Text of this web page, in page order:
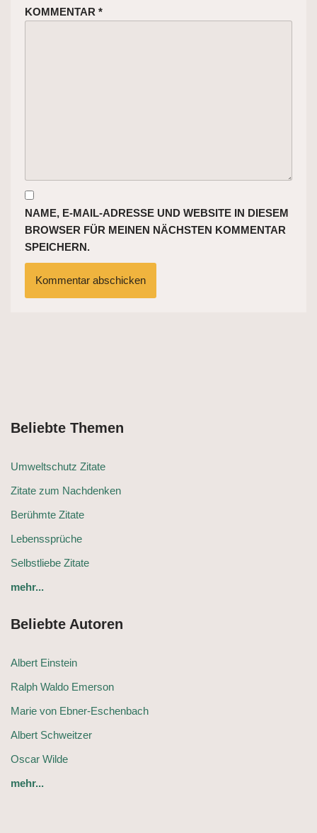
KOMMENTAR *
NAME, E-MAIL-ADRESSE UND WEBSITE IN DIESEM
BROWSER FÜR MEINEN NÄCHSTEN KOMMENTAR
SPEICHERN.
Beliebte Themen
Umweltschutz Zitate
Zitate zum Nachdenken
Berühmte Zitate
Lebenssprüche
Selbstliebe Zitate
mehr...
Beliebte Autoren
Albert Einstein
Ralph Waldo Emerson
Marie von Ebner-Eschenbach
Albert Schweitzer
Oscar Wilde
mehr...